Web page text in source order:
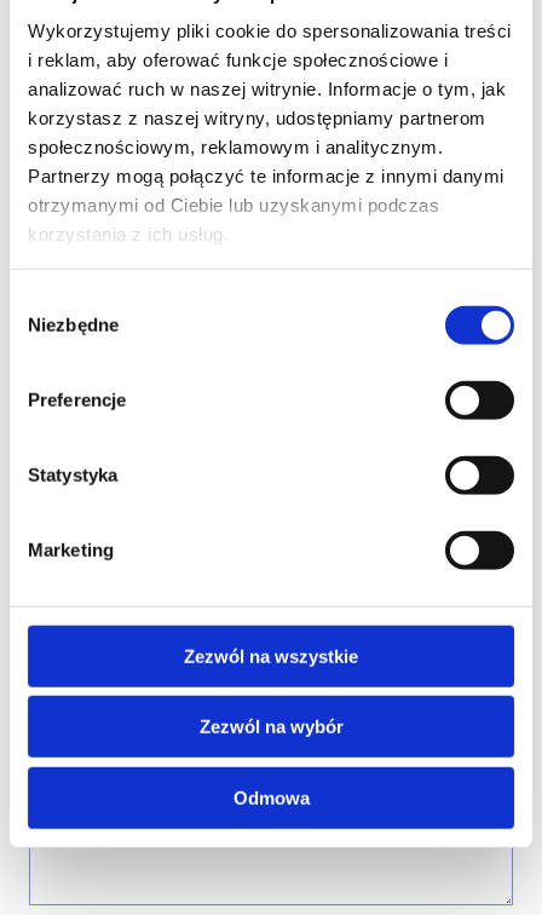
Wykorzystujemy pliki cookie do spersonalizowania treści
i reklam, aby oferować funkcje społecznościowe i
analizować ruch w naszej witrynie. Informacje o tym, jak
korzystasz z naszej witryny, udostępniamy partnerom
społecznościowym, reklamowym i analitycznym.
Partnerzy mogą połączyć te informacje z innymi danymi
otrzymanymi od Ciebie lub uzyskanymi podczas
korzystania z ich usług.
zgody
Niezbędne
Preferencje
Statystyka
Marketing
Zezwól na wszystkie
Zezwól na wybór
Odmowa
TELEFON KONTAKTOWY*
WOJEWÓDZTWO*
FIRMA